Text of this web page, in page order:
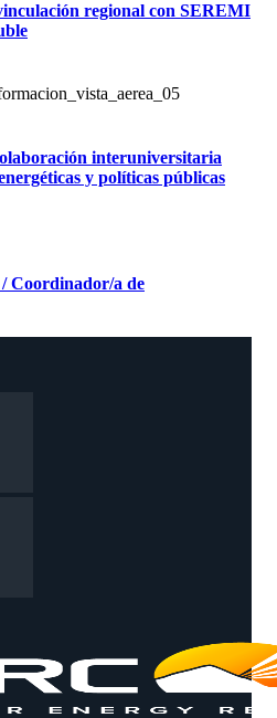
regional con SEREMI
interuniversitaria
y políticas públicas
Coordinador/a de